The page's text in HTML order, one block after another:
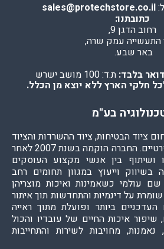
sales@protechstore.co.il
כתובתנו:
רחוב הדגן 9,
התעשייה עמק שרה,
באר שבע.
בלבד: ת.ד: 100 מושב ישרש
חלקי הארץ ללא יוצא מן הכלל.
בע"מ
ציוד הבטיחות, ציוד ההשרדות והציוד
הטכנולוגי לתעשייה ולפרטיים. החברה הוקמה בשנת 2007 לאחר
ושיתוף בין אנשי מקצוע העוסקים
וייעוץ במגוון תחומים רחב
עולמי כשאמינות ואיכות מוצריהן
על דינמיות והתחדשות תוך איתור
העדכניים ביותר ופועלת מתוך ראייה
איכות החיים של עובדיו והכול
מחויבות לשירות והתחייבות